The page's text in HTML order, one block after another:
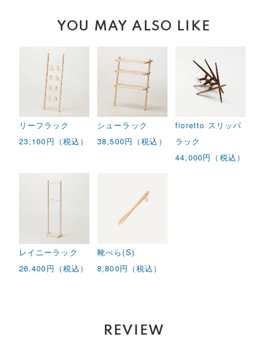
YOU MAY ALSO LIKE
リーフラック
23,100円（税込）
シューラック
38,500円（税込）
fioretto スリッパ
ラック
44,000円（税込）
レイニーラック
26,400円（税込）
靴べら(S)
8,800円（税込）
REVIEW